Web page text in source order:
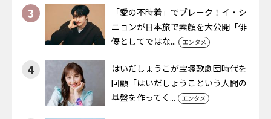
3
「愛の不時着」でブレーク！イ・シ
ニョンが日本旅で素顔を大公開「俳
優としてではな...
エンタメ
4
はいだしょうこが宝塚歌劇団時代を
回顧「はいだしょうこという人間の
基盤を作ってく...
エンタメ